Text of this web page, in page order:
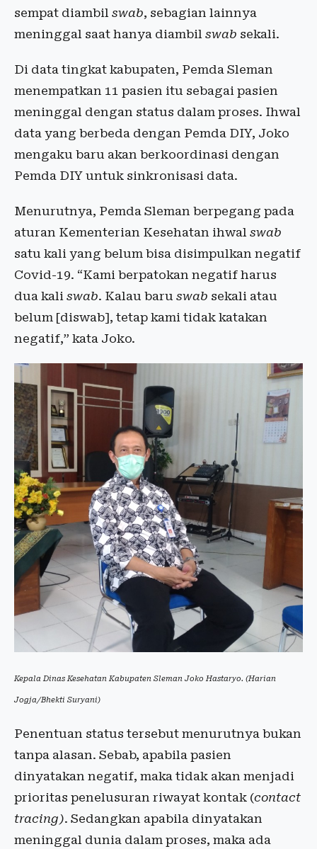
sempat diambil swab, sebagian lainnya
meninggal saat hanya diambil swab sekali.
Di data tingkat kabupaten, Pemda Sleman
menempatkan 11 pasien itu sebagai pasien
meninggal dengan status dalam proses. Ihwal
data yang berbeda dengan Pemda DIY, Joko
mengaku baru akan berkoordinasi dengan
Pemda DIY untuk sinkronisasi data.
Menurutnya, Pemda Sleman berpegang pada
aturan Kementerian Kesehatan ihwal swab
satu kali yang belum bisa disimpulkan negatif
Covid-19. “Kami berpatokan negatif harus
dua kali swab. Kalau baru swab sekali atau
belum [diswab], tetap kami tidak katakan
negatif,” kata Joko.
Kepala Dinas Kesehatan Kabupaten Sleman Joko Hastaryo. (Harian
Jogja/Bhekti Suryani)
Penentuan status tersebut menurutnya bukan
tanpa alasan. Sebab, apabila pasien
dinyatakan negatif, maka tidak akan menjadi
prioritas penelusuran riwayat kontak (contact
tracing). Sedangkan apabila dinyatakan
meninggal dunia dalam proses, maka ada